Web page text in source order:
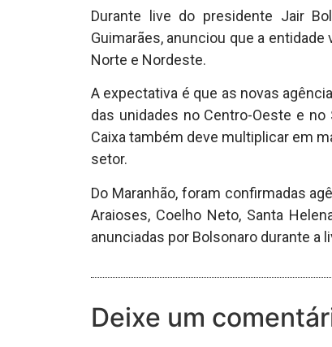
Durante live do presidente Jair
Guimarães, anunciou que a
Norte e Nordeste.
A expectativa é que as novas
das unidades no Centro-Oeste e
Caixa também deve multiplicar em
setor.
Do Maranhão, foram confirmadas
Araioses, Coelho Neto, Santa
anunciadas por Bolsonaro durante a
Deixe um